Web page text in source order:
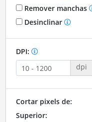
Remover manchas
Desinclinar
DPI:
dpi
Cortar pixels de:
Superior: